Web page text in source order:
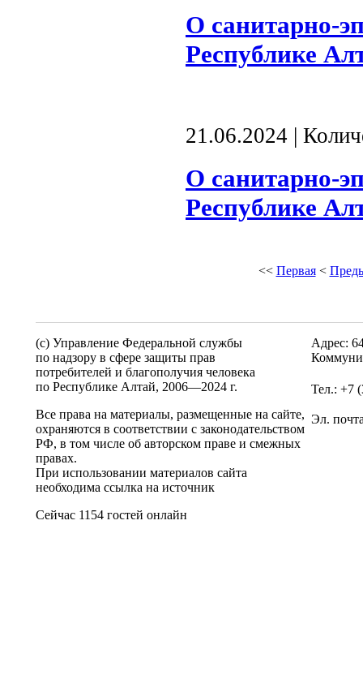
О санитарно-
Республике
21.06.2024 |
О санитарно-
Республике
<< Первая<
(c) Управление Федеральной службы
по надзору в сфере защиты прав
потребителей и благополучия человека
по Республике Алтай, 2006—2024 г.
Все права на материалы, размещенные на сайте,
охраняются в соответствии с законодательством
РФ, в том числе об авторском праве и смежных
правах.
При использовании материалов сайта
необходима ссылка на источник
Сейчас 1154 гостей онлайн
Адрес:
Тел.: +7
Эл.